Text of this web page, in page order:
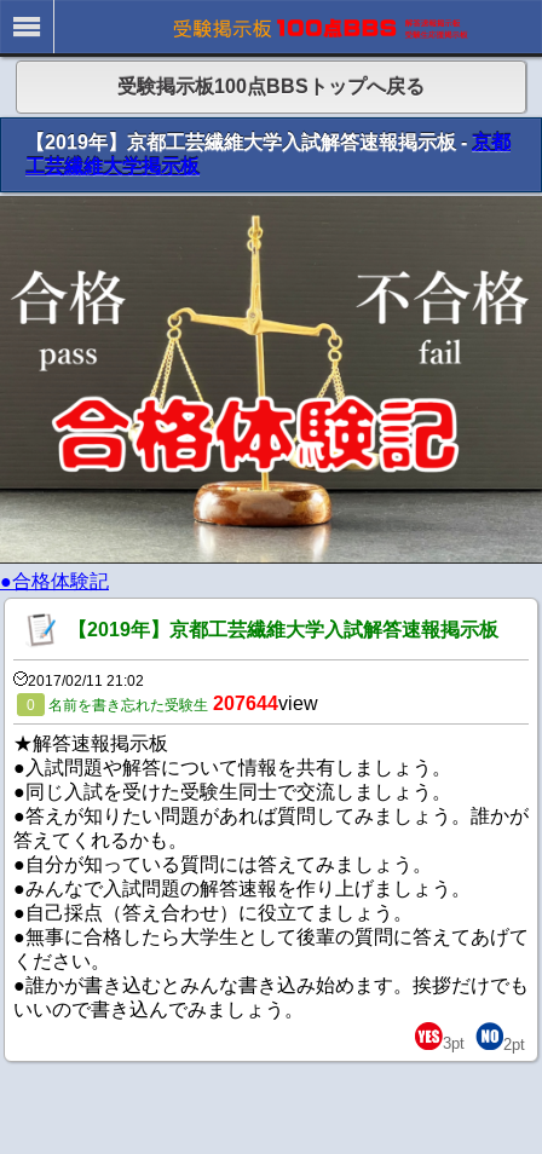
受験掲示板100点BBSトップへ戻る
【2019年】京都工芸繊維大学入試解答速報掲示板 - 京都
工芸繊維大学掲示板
●合格体験記
【2019年】京都工芸繊維大学入試解答速報掲示板
2017/02/11 21:02
0
名前を書き忘れた受験生 207644view
★解答速報掲示板
●入試問題や解答について情報を共有しましょう。
●同じ入試を受けた受験生同士で交流しましょう。
●答えが知りたい問題があれば質問してみましょう。誰かが
答えてくれるかも。
●自分が知っている質問には答えてみましょう。
●みんなで入試問題の解答速報を作り上げましょう。
●自己採点（答え合わせ）に役立てましょう。
●無事に合格したら大学生として後輩の質問に答えてあげて
ください。
●誰かが書き込むとみんな書き込み始めます。挨拶だけでも
いいので書き込んでみましょう。
3pt 2pt